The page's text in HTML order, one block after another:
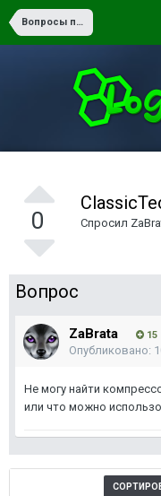
Вопросы по игре
0 Спросил
Вопрос
ZaBrata 15
Опубликовано:
Не могу найти
или что можно